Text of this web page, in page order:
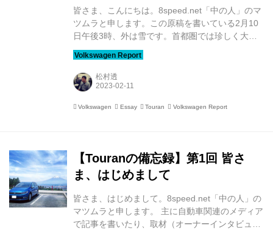
皆さま、こんにちは。8speed.net「中の人」のマ
ツムラと申します。この原稿を書いている2月10
日午後3時、外は雪です。首都圏では珍しく大雪
警報が発令されています。 子どもたちは久しぶり
の雪に大興奮。大人たちはゲンナリ……。そうい
えば「雪が降ると気が重くなる分岐点の年齢」は
何歳あたりなのでしょうか。個人差はあるにせ
と原稿書きを一時中断して雪かきをしてきまし
ど長期間に渡りゴルフ一択になってしまったの
か？」と予告していたのですが、先日、取材して
きた...
松村透
Volkswagen Essay Touran Volkswagen Report
【Touranの備忘録】第1回 皆さ
ま、はじめまして
皆さま、はじめまして。8speed.net「中の人」の
マツムラと申します。 主に自動車関連のメディア
で記事を書いたり、取材（オーナーインタビュー